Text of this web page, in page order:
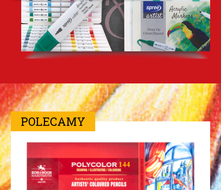
POLECAMY